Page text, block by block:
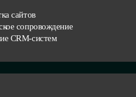
сайтов
сопровождение
CRM-систем